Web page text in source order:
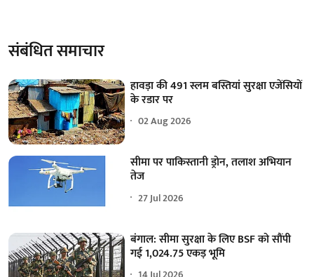
संबंधित समाचार
हावड़ा की 491 स्लम बस्तियां सुरक्षा एजेंसियों
के रडार पर
02 Aug 2026
सीमा पर पाकिस्तानी ड्रोन, तलाश अभियान
तेज
27 Jul 2026
बंगाल: सीमा सुरक्षा के लिए BSF को सौंपी
गई 1,024.75 एकड़ भूमि